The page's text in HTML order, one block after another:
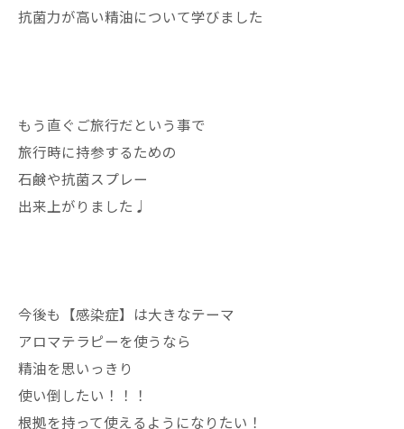
抗菌力が高い精油について学びました
もう直ぐご旅行だという事で
旅行時に持参するための
石鹸や抗菌スプレー
出来上がりました♩
今後も【感染症】は大きなテーマ
アロマテラピーを使うなら
精油を思いっきり
使い倒したい！！！
根拠を持って使えるようになりたい！